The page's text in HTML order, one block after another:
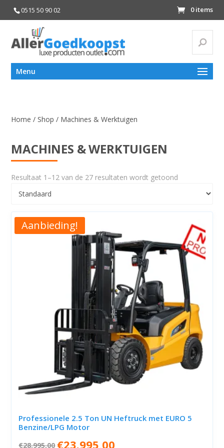
0515 50 90 02 0 items
naar:
Menu
Home / Shop / Machines & Werktuigen
MACHINES & WERKTUIGEN
Resultaat 1–12 van de 27 resultaten wordt getoond
Aanbieding!
Professionele 2.5 Ton UN Heftruck met EURO 5
Benzine/LPG Motor
€28.995,00 Oorspronkelijke
€23.995,00